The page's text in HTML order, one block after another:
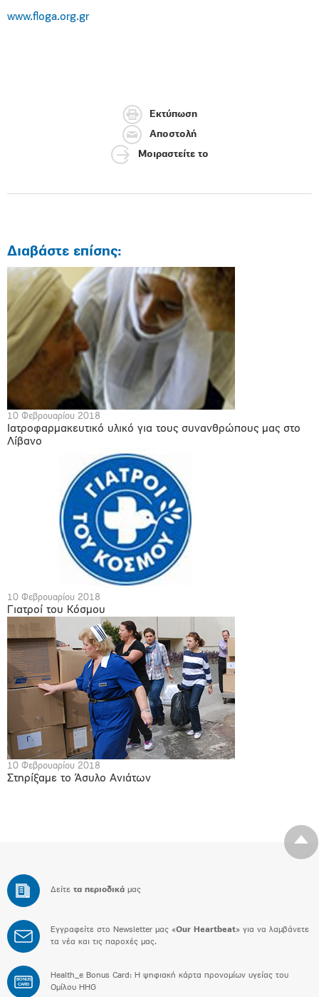
www.floga.org.gr
Εκτύπωση
Αποστολή
Μοιραστείτε το
Διαβάστε επίσης:
10 Φεβρουαρίου 2018
Ιατροφαρμακευτικό υλικό για τους συνανθρώπους μας στο
Λίβανο
10 Φεβρουαρίου 2018
Γιατροί του Κόσμου
10 Φεβρουαρίου 2018
Στηρίξαμε το Άσυλο Ανιάτων
Δείτε τα περιοδικά μας
Εγγραφείτε στο Newsletter μας «Our Heartbeat» για να λαμβάνετε
τα νέα και τις παροχές μας.
BONUS
CARD
Health_e Bonus Card: H ψηφιακή κάρτα προνομίων υγείας του
Ομίλου HHG